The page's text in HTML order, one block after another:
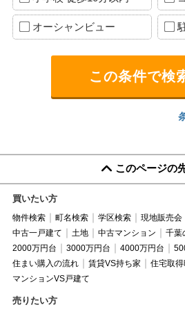
オーシャンビュー
このページの
買いたい方
物件検索 町名検索 学区検索 現地販売会
中古一戸建て
土地 中古マンション 千葉
2000万円台
3000万円台 4000万円台
住まい購入の流れ
賃貸VS持ち家
住宅取
マンションVS戸建て
売りたい方